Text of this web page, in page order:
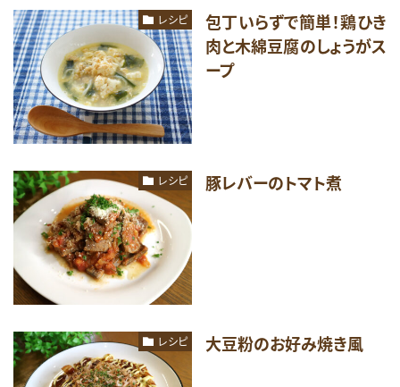
レシピ
包丁いらずで簡単！鶏ひき
肉と木綿豆腐のしょうがス
ープ
レシピ 豚レバーのトマト煮
レシピ 大豆粉のお好み焼き風